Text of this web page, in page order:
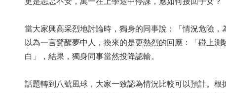
當大家興高采烈地討論時，獨身的同事說：「情況危險
以為一言驚醒夢中人，換來的是更熱烈的回應：「碰上
白」，結果，獨身同事當然投降認輸。
話題轉到八號風球，大家一致認為情況比較可以預計。